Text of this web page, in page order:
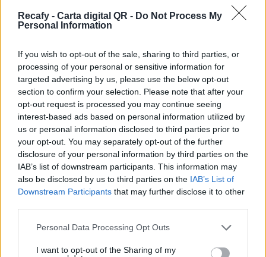
Recafy - Carta digital QR - Do Not Process My
Personal Information
If you wish to opt-out of the sale, sharing to third parties, or
processing of your personal or sensitive information for
targeted advertising by us, please use the below opt-out
section to confirm your selection. Please note that after your
opt-out request is processed you may continue seeing
interest-based ads based on personal information utilized by
us or personal information disclosed to third parties prior to
your opt-out. You may separately opt-out of the further
disclosure of your personal information by third parties on the
IAB’s list of downstream participants. This information may
also be disclosed by us to third parties on the IAB’s List of
Downstream Participants that may further disclose it to other
Please note that this website/app uses one or more Google
not limited to your visit or usage behaviour. You may click to
Personal Data Processing Opt Outs
I want to opt-out of the Sharing of my
necesidad de instalar ninguna aplicación.
Hacemos accesible la digitalización de la
hostelería sin importar el tamaño del negocio. Si
necesitas ayuda o no tienes tiempo, podemos
digitalizar la carta por ti.
Por eso hemos diseñado un sistema capaz de
ayudar a tu negocio a adaptarse a las
circunstancias actuales que nuestro país está
viviendo. Contamos con una carta de servicios
que pueden ayudarte a aminorar las cargas de
trabajo en tu negocio o empresa para que
apoyo que merecen. Llega la transformación